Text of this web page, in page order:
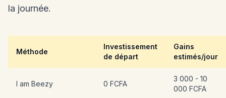
la journée.
Méthode
Investissement
de départ
Gains
estimés/jour
I am Beezy 0 FCFA
3 000 - 10
000 FCFA